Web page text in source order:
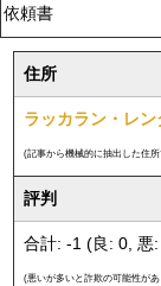
依頼書
住所
ラッカラン・レ
(記事から機械的に抽出した住
評判
合計: -1 (良: 0, 悪
(悪いが多いと詐欺の可能性が